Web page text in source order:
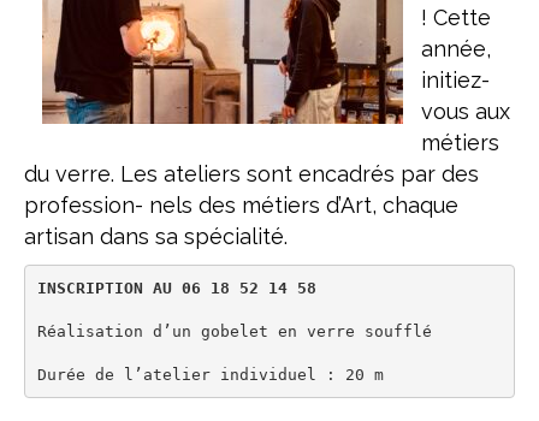
! Cette
année,
initiez-
vous aux
métiers
du verre. Les ateliers sont encadrés par des
profession- nels des métiers d’Art, chaque
artisan dans sa spécialité.
INSCRIPTION AU 06 18 52 14 58
Réalisation d’un gobelet en verre soufflé
Durée de l’atelier individuel : 20 m